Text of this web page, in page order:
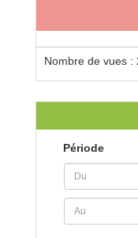
Nombre de vues :
Période